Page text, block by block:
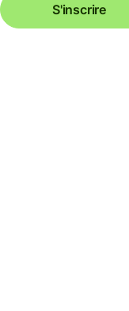
S'inscrire